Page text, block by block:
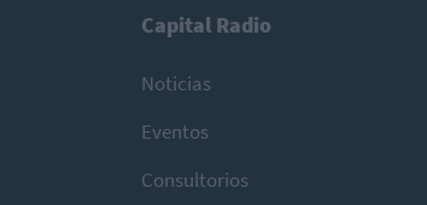
Capital Radio
Noticias
Eventos
Consultorios